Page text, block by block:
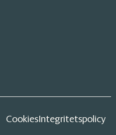
CookiesIntegritetspolicy